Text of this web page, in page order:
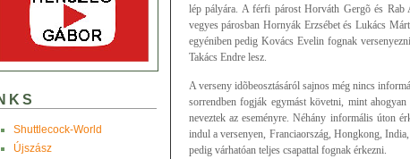
Shuttlecock-World
Újszász
lép pályára. A férfi párost Horváth Gergõ és
vegyes párosban Hornyák Erzsébet és Lukács
egyéniben pedig Kovács Evelin fognak
Takács Endre lesz.
A verseny idõbeosztásáról sajnos még nincs
sorrendben fogják egymást követni, mint
neveztek az eseményre. Néhány informális úton
indul a versenyen, Franciaország, Hongkong,
pedig várhatóan teljes csapattal fognak érkezni.